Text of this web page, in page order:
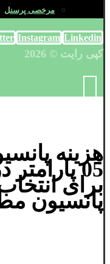
مرخصی پرسنل
Instagram Linkedin
کپی رایت © 2026
هزینه
05
برای
پانسیون